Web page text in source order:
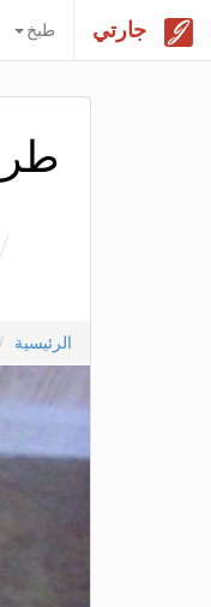
جارتي طبخ
الرئيسية